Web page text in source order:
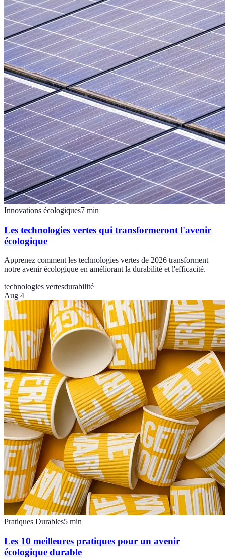
Innovations écologiques7 min
Les technologies vertes qui transformeront l'avenir
écologique
Apprenez comment les technologies vertes de 2026 transforment
notre avenir écologique en améliorant la durabilité et l'efficacité.
technologies vertesdurabilité
Aug 4
Pratiques Durables5 min
Les 10 meilleures pratiques pour un avenir
écologique durable